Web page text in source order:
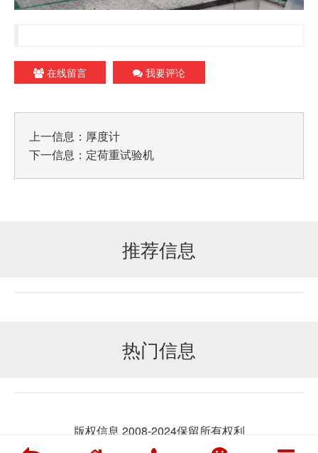
在线留言 我要评论
上一信息： 厚度计
下一信息： 定荷重试验机
推荐信息
热门信息
版权信息 2008-2024保留所有权利